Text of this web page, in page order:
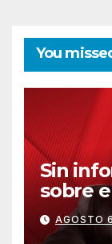
You
Sin
sobre
México
AGOSTO